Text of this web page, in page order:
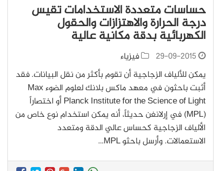
حساسات متعددة الاستخدامات تقيس
درجة الحرارة والاهتزازات والحقول
الكهربائية بدقة مكانية عالية
29-09-2015
فيزياء
يمكن للألياف الزجاجية أن تقوم بأكثر من نقل البيانات. فقد
أثبت باحثون في معهد ماكس بلانك لعلوم الضوء Max
Planck Institute for the Science of Light أو اختصاراً
(MPL) في إرلانغن حديثاً، أنه يمكن استخدام نوع خاص من
الألياف الزجاجية كحساس عالي الدقة ومتعدد
الاستعمالات. وأرسل باحثو MPL…